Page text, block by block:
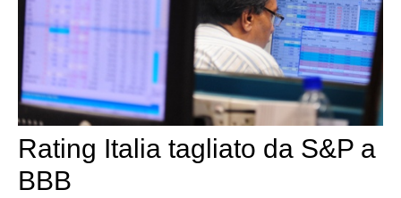
Rating Italia tagliato da S&P a
BBB